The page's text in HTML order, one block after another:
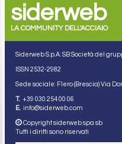
siderweb
LA COMMUNITY DELL'ACCIAIO
Siderweb S.p.A. SB Società del
ISSN 2532-2982
Sede sociale: Flero (Brescia) Via
T. +39 030 254 00 06
E. info@siderweb.com
Copyright siderweb spa sb
Tutti i diritti sono riservati